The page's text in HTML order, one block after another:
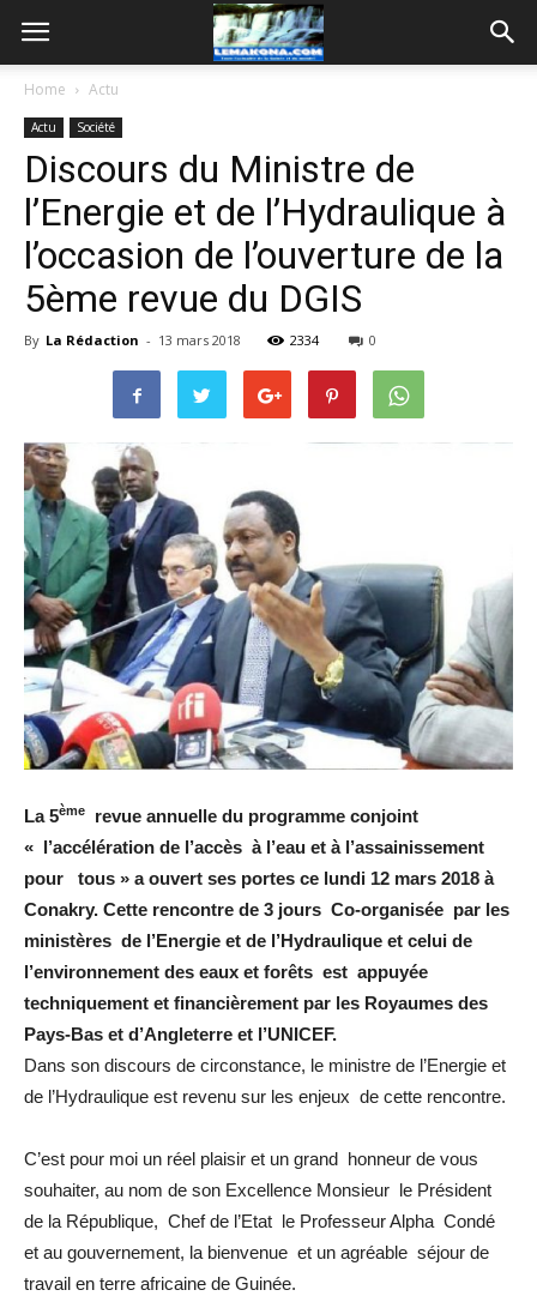
Home Actu
Actu Société
Discours du Ministre de
l’Energie et de l’Hydraulique à
l’occasion de l’ouverture de la
5ème revue du DGIS
By La Rédaction - 13 mars 2018 2334 0
La 5ème
revue annuelle du programme conjoint
« l’accélération de l’accès à l’eau et à l’assainissement
pour tous » a ouvert ses portes ce lundi 12 mars 2018 à
Conakry. Cette rencontre de 3 jours Co-organisée par les
ministères de l’Energie et de l’Hydraulique et celui de
l’environnement des eaux et forêts est appuyée
techniquement et financièrement par les Royaumes des
Pays-Bas et d’Angleterre et l’UNICEF.
Dans son discours de circonstance, le ministre de l’Energie et
de l’Hydraulique est revenu sur les enjeux de cette rencontre.
C’est pour moi un réel plaisir et un grand honneur de vous
souhaiter, au nom de son Excellence Monsieur le Président
de la République, Chef de l’Etat le Professeur Alpha Condé
et au gouvernement, la bienvenue et un agréable séjour de
travail en terre africaine de Guinée.